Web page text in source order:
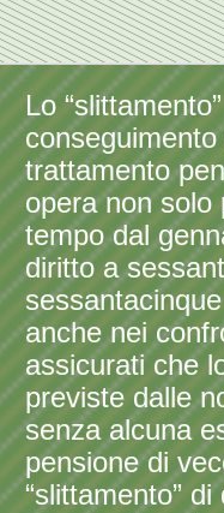
Lo
trattamento
opera non
tempo dal
diritto a
anche nei
assicurati che
previste dalle
senza alcuna
pensione di
“slittamento”